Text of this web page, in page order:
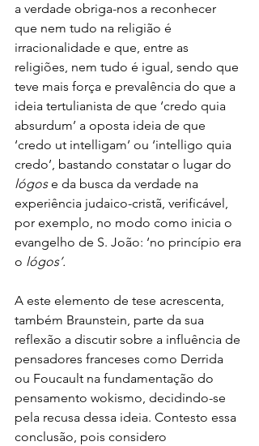
a verdade obriga-nos a reconhecer
que nem tudo na religião é
irracionalidade e que, entre as
religiões, nem tudo é igual, sendo que
teve mais força e prevalência do que a
ideia tertulianista de que ‘credo quia
absurdum’ a oposta ideia de que
‘credo ut intelligam’ ou ‘intelligo quia
credo’, bastando constatar o lugar do
lógos e da busca da verdade na
experiência judaico-cristã, verificável,
por exemplo, no modo como inicia o
evangelho de S. João: ‘no princípio era
o lógos’.
A este elemento de tese acrescenta,
também Braunstein, parte da sua
reflexão a discutir sobre a influência de
pensadores franceses como Derrida
ou Foucault na fundamentação do
pensamento wokismo, decidindo-se
pela recusa dessa ideia. Contesto essa
conclusão, pois considero